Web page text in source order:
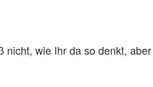
wie Ihr da so denkt,